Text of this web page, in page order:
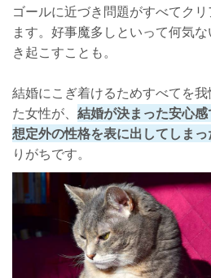
ゴールに近づき問題がすべてク
ます。好事魔多しといって何気
き起こすことも。
結婚にこぎ着けるためすべてを
た女性が、 結婚が決まった安心
想定外の性格を表に出してしまっ
りがちです。